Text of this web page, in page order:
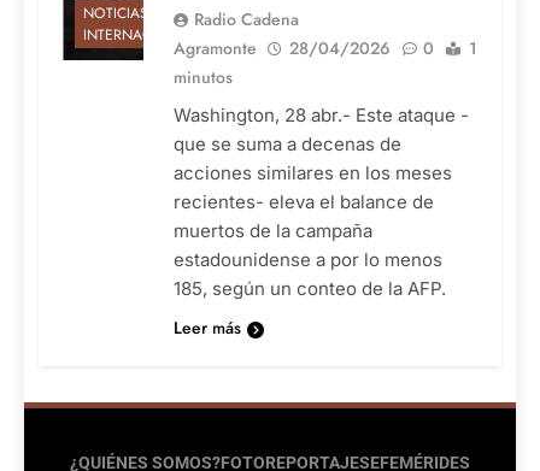
NOTICIAS
INTERNACIONALES
Radio Cadena
Agramonte
28/04/2026 0
1
minutos
Washington, 28 abr.- Este ataque -
que se suma a decenas de
acciones similares en los meses
recientes- eleva el balance de
muertos de la campaña
estadounidense a por lo menos
185, según un conteo de la AFP.
Leer más
¿QUIÉNES SOMOS?FOTOREPORTAJESEFEMÉRIDES